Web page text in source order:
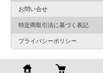
お問い合せ
特定商取引法に基づく表記
プライバシーポリシー